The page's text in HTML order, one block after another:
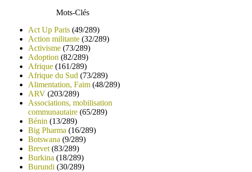
Mots-Clés
Act Up Paris (49/289)
Action militante (32/289)
Activisme (73/289)
Adoption (82/289)
Afrique (161/289)
Afrique du Sud (73/289)
Alimentation, Faim (48/289)
ARV (203/289)
Associations, mobilisation
communautaire (65/289)
Bénin (13/289)
Big Pharma (16/289)
Botswana (9/289)
Brevet (83/289)
Burkina (18/289)
Burundi (30/289)